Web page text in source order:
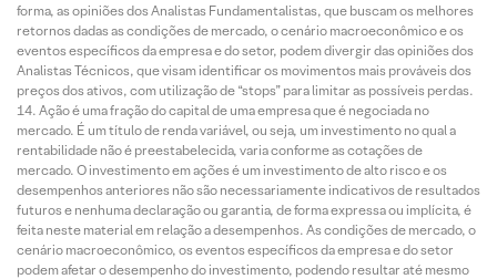
forma, as opiniões dos Analistas Fundamentalistas, que buscam os melhores
retornos dadas as condições de mercado, o cenário macroeconômico e os
eventos específicos da empresa e do setor, podem divergir das opiniões dos
Analistas Técnicos, que visam identificar os movimentos mais prováveis dos
preços dos ativos, com utilização de “stops” para limitar as possíveis perdas.
Ação é uma fração do capital de uma empresa que é negociada no
mercado. É um título de renda variável, ou seja, um investimento no qual a
rentabilidade não é preestabelecida, varia conforme as cotações de
mercado. O investimento em ações é um investimento de alto risco e os
desempenhos anteriores não são necessariamente indicativos de resultados
futuros e nenhuma declaração ou garantia, de forma expressa ou implícita, é
feita neste material em relação a desempenhos. As condições de mercado, o
cenário macroeconômico, os eventos específicos da empresa e do setor
podem afetar o desempenho do investimento, podendo resultar até mesmo